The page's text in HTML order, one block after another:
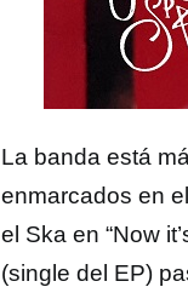
La banda está
enmarcados en
el Ska en “Now
(single del EP)